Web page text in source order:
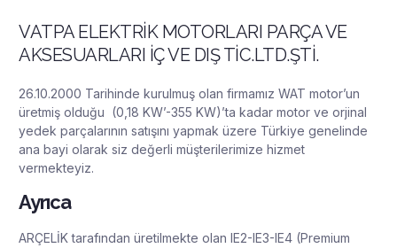
VATPA ELEKTRİK MOTORLARI PARÇA VE
AKSESUARLARI İÇ VE DIŞ TİC.LTD.ŞTİ.
26.10.2000 Tarihinde kurulmuş olan firmamız WAT motor’un
üretmiş olduğu (0,18 KW’-355 KW)’ta kadar motor ve orjinal
yedek parçalarının satışını yapmak üzere Türkiye genelinde
ana bayi olarak siz değerli müşterilerimize hizmet
vermekteyiz.
Ayrıca
ARÇELİK tarafından üretilmekte olan IE2-IE3-IE4 (Premium